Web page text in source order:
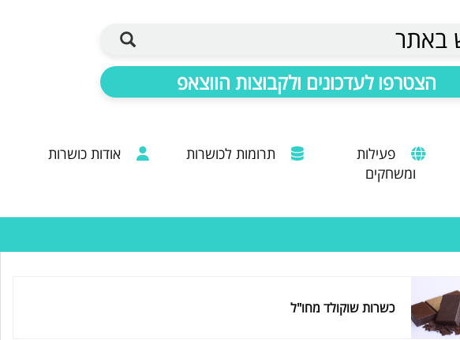
הצטרפו לעדכונים ולקבוצות הווצאפ
פעילות
ומשחקים
תרומות לכושרות אודות כושרות
כשרות שוקולד מחו"ל